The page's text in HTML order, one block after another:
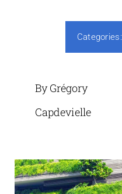
Categories:
By Grégory
Capdevielle